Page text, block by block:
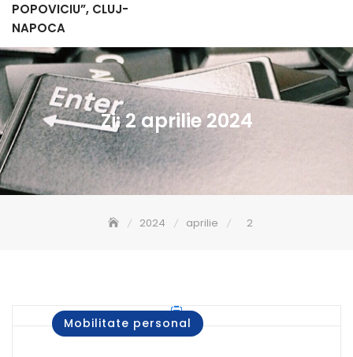
POPOVICIU”, CLUJ-
NAPOCA
Zi:2 aprilie 2024
2024 aprilie 2
Mobilitate personal